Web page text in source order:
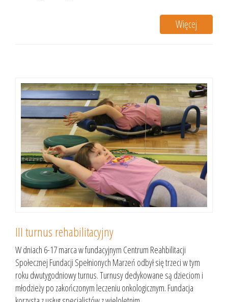
Więcej
III turnus rehabilitacyjny
W dniach 6-17 marca w fundacyjnym Centrum Reahbilitacji
Społecznej Fundacji Spełnionych Marzeń odbył się trzeci w tym
roku dwutygodniowy turnus. Turnusy dedykowane są dzieciom i
młodzieży po zakończonym leczeniu onkologicznym. Fundacja